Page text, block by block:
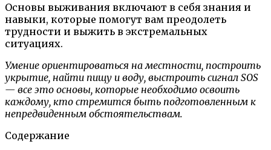
Основы выживания включают в себя знания и
навыки, которые помогут вам преодолеть
трудности и выжить в экстремальных
ситуациях.
Умение ориентироваться на местности, построить
укрытие, найти пищу и воду, выстроить сигнал SOS
— все это основы, которые необходимо освоить
каждому, кто стремится быть подготовленным к
непредвиденным обстоятельствам.
Содержание